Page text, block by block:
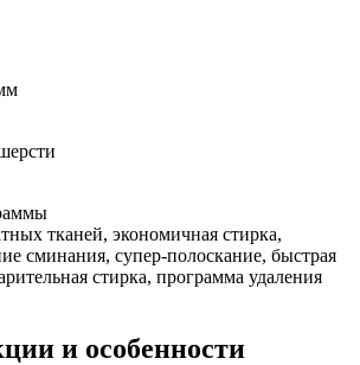
тканей, экономичная стирка,
сминания, супер-полоскание, быстрая
стирка, программа удаления
и особенности